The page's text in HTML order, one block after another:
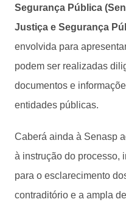
Segurança Pública
Justiça e Segurança
envolvida para
podem ser realizadas
documentos e
entidades públicas.
Caberá ainda à Senasp
à instrução do processo,
para o esclarecimento
contraditório e a ampla